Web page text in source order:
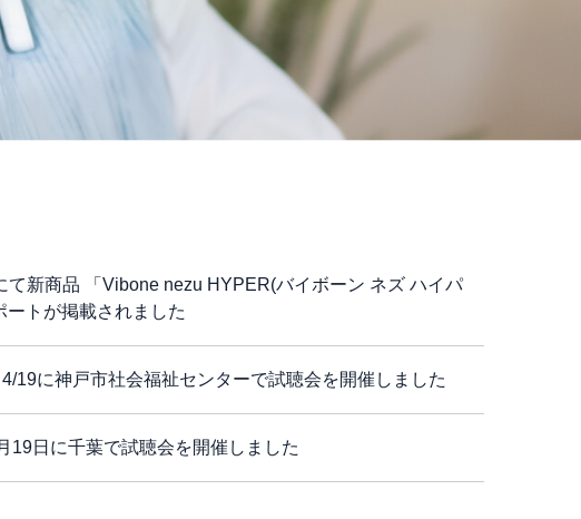
て新商品 「Vibone nezu HYPER(バイボーン ネズ ハイパ
ートが掲載されました
4/19に神戸市社会福祉センターで試聴会を開催しました
19日に千葉で試聴会を開催しました